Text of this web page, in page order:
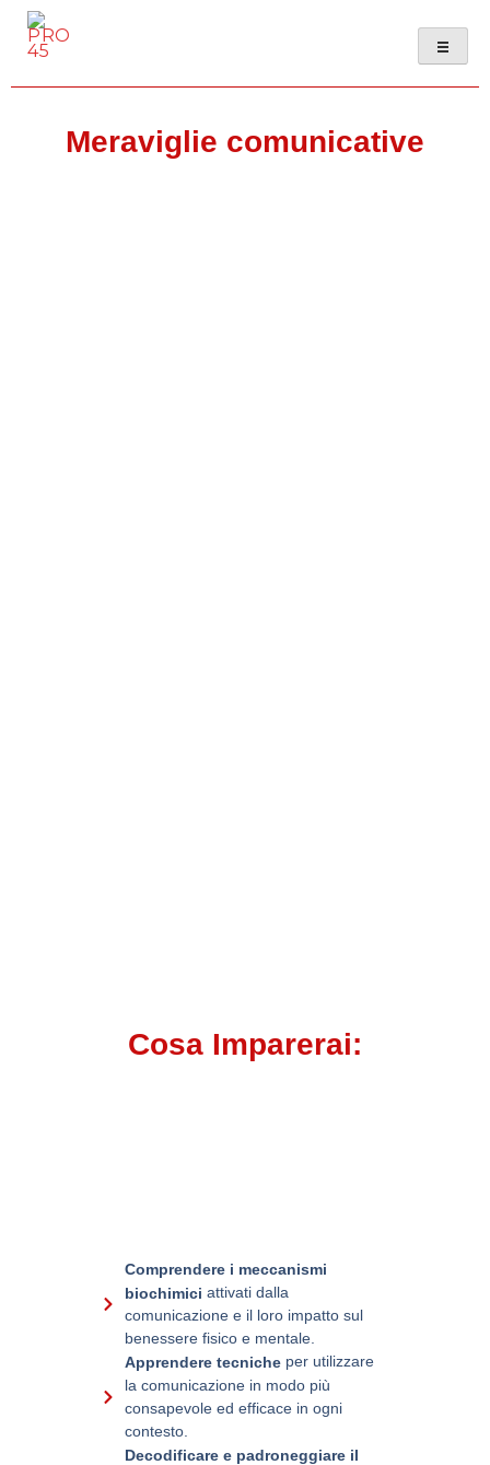
PRO 45
Meraviglie comunicative
Cosa Imparerai:
Comprendere i meccanismi
biochimici attivati dalla
comunicazione e il loro impatto sul
benessere fisico e mentale.
Apprendere tecniche per utilizzare
la comunicazione in modo più
consapevole ed efficace in ogni
contesto.
Decodificare e padroneggiare il